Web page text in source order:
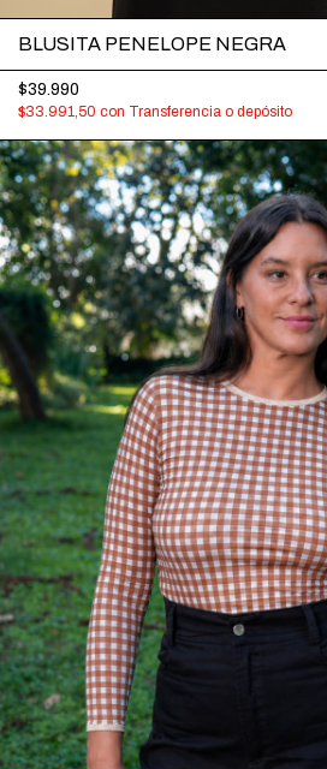
BLUSITA PENELOPE NEGRA
$39.990
$33.991,50 con Transferencia o depósito